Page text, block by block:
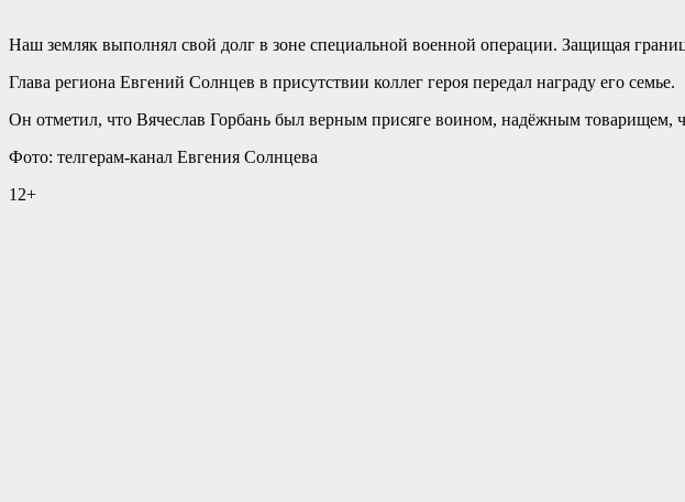
Наш земляк выполнял свой долг в зоне специальной военной операции. Защищая
Глава региона Евгений Солнцев в присутствии коллег героя передал награду его семье.
Он отметил, что Вячеслав Горбань был верным присяге воином, надёжным товарищем,
Фото: телгерам-канал Евгения Солнцева
12+